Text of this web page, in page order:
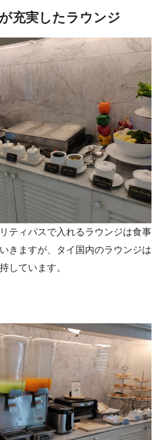
充実したラウンジ
ティパスで入れるラウンジは食事
きますが、タイ国内のラウンジは
しています。